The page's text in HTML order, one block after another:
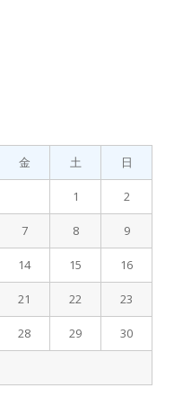
金 土 日
1 2
7 8 9
14 15 16
21 22 23
28 29 30